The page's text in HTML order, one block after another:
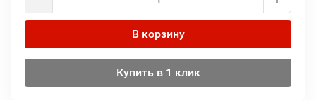
В корзину
Купить в 1 клик